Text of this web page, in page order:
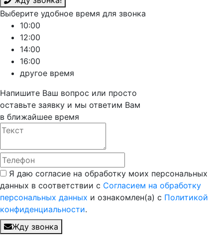
Выберите удобное время для звонка
10:00
12:00
14:00
16:00
другое время
Напишите Ваш вопрос или просто
оставьте заявку и мы ответим Вам
в ближайшее время
Я даю согласие на обработку моих персональных
данных в соответствии с Согласием на обработку
персональных данных и ознакомлен(а) с Политикой
конфиденциальности.
Жду звонка